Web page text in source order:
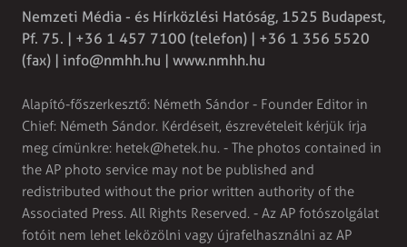
Nemzeti Média - és Hírközlési Hatóság, 1525 Budapest,
Pf. 75. | +36 1 457 7100 (telefon) | +36 1 356 5520
(fax) | info@nmhh.hu | www.nmhh.hu
Alapító-főszerkesztő: Németh Sándor - Founder Editor in
Chief: Németh Sándor. Kérdéseit, észrevételeit kérjük írja
meg címünkre: hetek@hetek.hu. - The photos contained in
the AP photo service may not be published and
redistributed without the prior written authority of the
Associated Press. All Rights Reserved. - Az AP fotószolgálat
fotóit nem lehet leközölni vagy újrafelhasználni az AP